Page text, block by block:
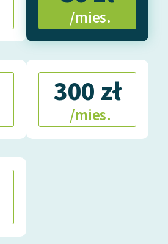
/mies.
300 zł
/mies.